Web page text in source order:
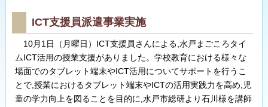
ICT支援員派遣事業実施
10月1日（月曜日）ICT支援員さんによる,水戸まごころタイ
ムICT活用の授業支援がありました。学校教育における様々な
場面でのタブレット端末やICT活用についてサポートを行うこ
とで,授業におけるタブレット端末やICTの活用実践力を高め,児
童の学力向上を図ることを目的に,水戸市総研より石川様を講師